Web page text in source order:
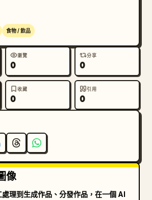
食物 / 飲品
瀏覽
0
分享
0
收藏
0
引用
0
像
理到生成作品、分發作品，在一個 AI